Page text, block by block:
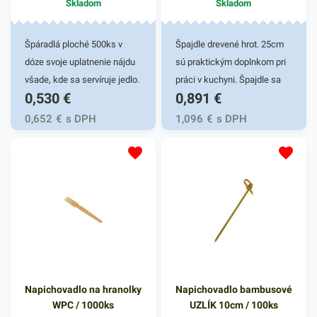
Skladom
Špáradlá ploché 500ks v
dóze svoje uplatnenie nájdu
všade, kde sa servíruje jedlo.
Špáradlá sú vhodné na rôzne
chutné jednohubky
servírované v reštauráciach,
na cateringu, grilovačkách,
rôznorodé použitie. Špáradlá
sa šetrným spôsobom
vyrobené z pevného dreva,
vďaka ktorému sú biologicky
0,530 €
0,652 € s DPH
Skladom
Špajdle drevené hrot. 25cm
sú praktickým doplnkom pri
práci v kuchyni. Špajdle sa
používajú v rôznych
gastronomických podnikoch
na prípravu chutných špízov,
reštauráciach, fast foodoch,
na cateringu, grilovačkách,
oslavách, a podobne.
Poskytujú naozaj rôznorodé
ktorému sú biologicky
odbúrateľné a nezávadné pre
0,891 €
1,096 € s DPH
Napichovadlo na hranolky
WPC / 1000ks
Napichovadlo bambusové
UZLÍK 10cm / 100ks